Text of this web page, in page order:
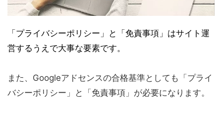
「プライバシーポリシー」と「免責事項」はサイト運
営するうえで大事な要素です。
また、Googleアドセンスの合格基準としても「プライ
バシーポリシー」と「免責事項」が必要になります。